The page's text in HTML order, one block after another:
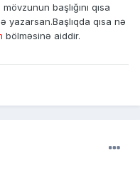
başlığını qısa
yazarsan.Başlıqda qısa nə
bölməsinə aiddir.